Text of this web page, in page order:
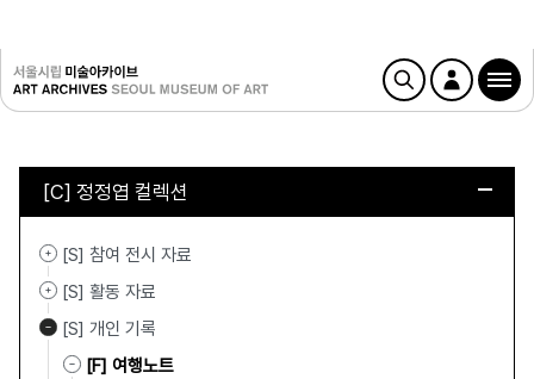
[C] 정정엽 컬렉션
[S] 참여 전시 자료
[S] 활동 자료
[S] 개인 기록
[F] 여행노트